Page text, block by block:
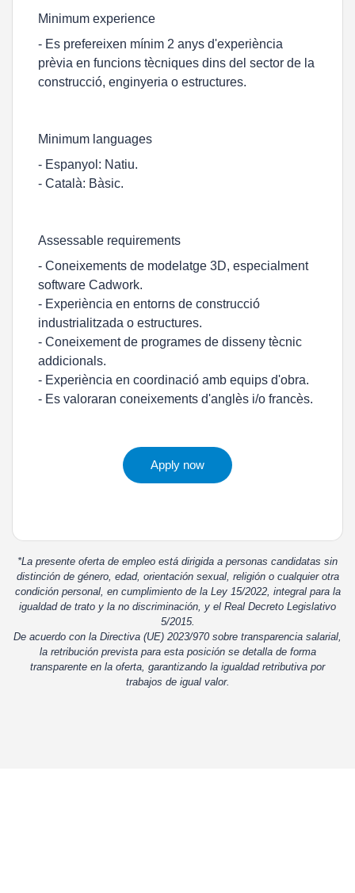
Minimum experience
- Es prefereixen mínim 2 anys d'experiència
prèvia en funcions tècniques dins del sector de la
construcció, enginyeria o estructures.
Minimum languages
- Espanyol: Natiu.
- Català: Bàsic.
Assessable requirements
- Coneixements de modelatge 3D, especialment
software Cadwork.
- Experiència en entorns de construcció
industrialitzada o estructures.
- Coneixement de programes de disseny tècnic
addicionals.
- Experiència en coordinació amb equips d'obra.
- Es valoraran coneixements d'anglès i/o francès.
Apply now
*La presente oferta de empleo está dirigida a personas candidatas sin
distinción de género, edad, orientación sexual, religión o cualquier otra
condición personal, en cumplimiento de la Ley 15/2022, integral para la
igualdad de trato y la no discriminación, y el Real Decreto Legislativo
5/2015.
De acuerdo con la Directiva (UE) 2023/970 sobre transparencia salarial,
la retribución prevista para esta posición se detalla de forma
transparente en la oferta, garantizando la igualdad retributiva por
trabajos de igual valor.